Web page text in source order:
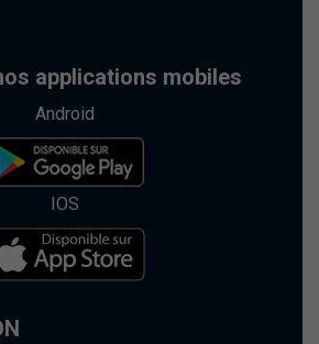
applications mobiles
Android
IOS